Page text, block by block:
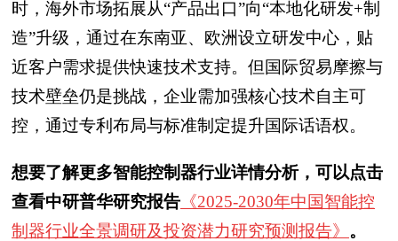
时，海外市场拓展从“产品出口”向“本地化研发+制
造”升级，通过在东南亚、欧洲设立研发中心，贴
近客户需求提供快速技术支持。但国际贸易摩擦与
技术壁垒仍是挑战，企业需加强核心技术自主可
控，通过专利布局与标准制定提升国际话语权。
想要了解更多智能控制器行业详情分析，可以点击
查看中研普华研究报告 《2025-2030年中国智能控
制器行业全景调研及投资潜力研究预测报告》 。